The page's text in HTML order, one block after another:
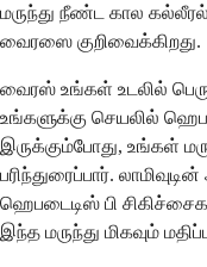
மருந்து நீண்ட கால
வைரஸை குறிவைக்கிறது.
வைரஸ் உங்கள் உடலில்
உங்களுக்கு செயலில்
இருக்கும்போது, ​​உங்கள்
பரிந்துரைப்பார்.
ஹெபடைடிஸ் பி
இந்த மருந்து மிகவும்